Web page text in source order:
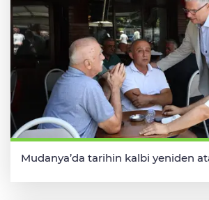
Mudanya’da tarihin kalbi yeniden